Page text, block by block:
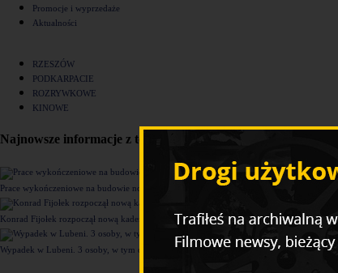
Promocje i wyprzedaże
Aktualności
RZESZÓW
PODKARPACIE
ROZRYWKOWE
KINOWE
Najnowsze informacje z tego działu
Prace wykończeniowe na budowie nowego komisariatu Policji w Rzeszowie [ZDJĘCIA]
Konrad Fijołek rozpoczął nową kadencję. "Chcę rozwijać 4 filary funkcjonowania miasta"
Wypadek w Lubeni. 3 osoby, w tym dziecko trafiły do szpitala